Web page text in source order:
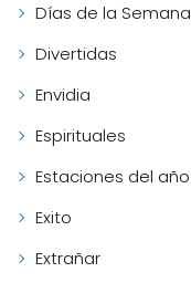
Días de la Semana
Divertidas
Envidia
Espirituales
Estaciones del año
Exito
Extrañar